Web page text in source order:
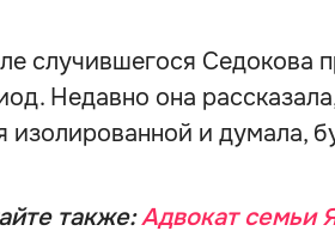
случившегося Седокова
Недавно она
изолированной и думала,
также:Адвокат семьи